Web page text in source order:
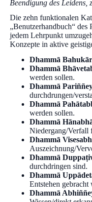
Beendigung des
Die zehn funktionalen
„Benutzerhandbuch“ des
jedem Lehrpunkt
Konzepte in aktive
Dhammā
Dhammā
werden sollen.
Dhammā
durchdrungen/
Dhammā
werden sollen.
Dhammā
Niedergang/Verfall
Dhammā
Auszeichnung/
Dhammā
durchdringen sind.
Dhammā
Entstehen gebracht
Dhammā